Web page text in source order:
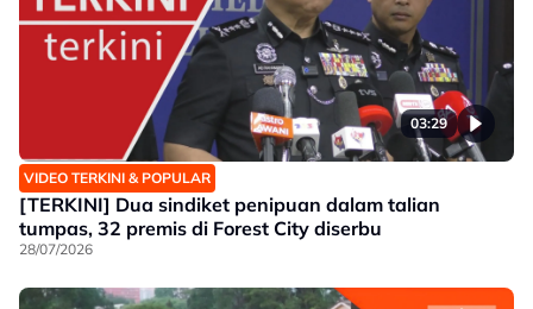
03:29
VIDEO TERKINI & POPULAR
[TERKINI] Dua sindiket penipuan dalam talian
tumpas, 32 premis di Forest City diserbu
28/07/2026